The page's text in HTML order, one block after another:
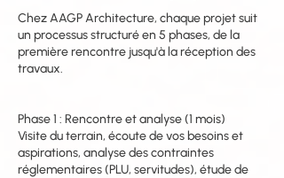
Chez AAGP Architecture, chaque projet suit
un processus structuré en 5 phases, de la
première rencontre jusqu'à la réception des
travaux.
Phase 1 : Rencontre et analyse (1 mois)
Visite du terrain, écoute de vos besoins et
aspirations, analyse des contraintes
réglementaires (PLU, servitudes), étude de